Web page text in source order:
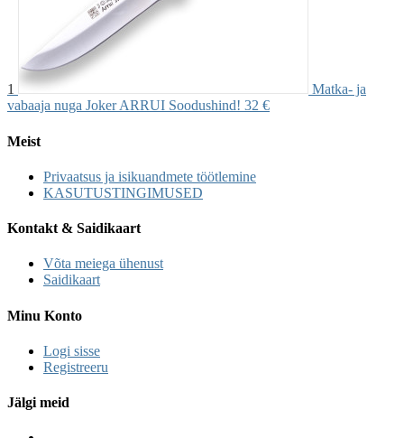
1
Matka- ja
vabaaja nuga Joker ARRUI Soodushind! 32 €
Meist
Privaatsus ja isikuandmete töötlemine
KASUTUSTINGIMUSED
Kontakt & Saidikaart
Võta meiega ühenust
Saidikaart
Minu Konto
Logi sisse
Registreeru
Jälgi meid